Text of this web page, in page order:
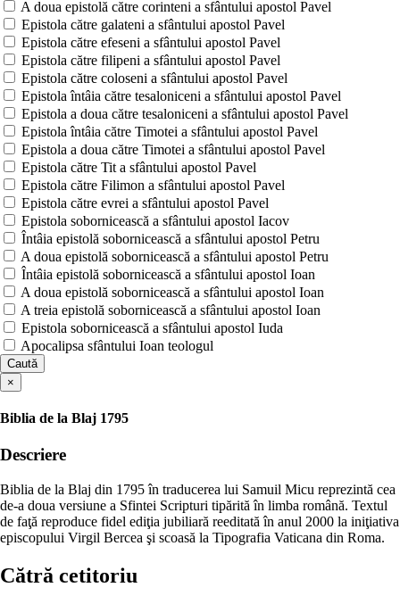
A doua epistolă către corinteni a sfântului apostol Pavel
Epistola către galateni a sfântului apostol Pavel
Epistola către efeseni a sfântului apostol Pavel
Epistola către filipeni a sfântului apostol Pavel
Epistola către coloseni a sfântului apostol Pavel
Epistola întâia către tesaloniceni a sfântului apostol Pavel
Epistola a doua către tesaloniceni a sfântului apostol Pavel
Epistola întâia către Timotei a sfântului apostol Pavel
Epistola a doua către Timotei a sfântului apostol Pavel
Epistola către Tit a sfântului apostol Pavel
Epistola către Filimon a sfântului apostol Pavel
Epistola către evrei a sfântului apostol Pavel
Epistola sobornicească a sfântului apostol Iacov
Întâia epistolă sobornicească a sfântului apostol Petru
A doua epistolă sobornicească a sfântului apostol Petru
Întâia epistolă sobornicească a sfântului apostol Ioan
A doua epistolă sobornicească a sfântului apostol Ioan
A treia epistolă sobornicească a sfântului apostol Ioan
Epistola sobornicească a sfântului apostol Iuda
Apocalipsa sfântului Ioan teologul
Caută
×
Biblia de la Blaj 1795
Descriere
Biblia de la Blaj din 1795 în traducerea lui Samuil Micu reprezintă cea
de-a doua versiune a Sfintei Scripturi tipărită în limba română. Textul
de faţă reproduce fidel ediţia jubiliară reeditată în anul 2000 la iniţiativa
episcopului Virgil Bercea şi scoasă la Tipografia Vaticana din Roma.
Cătră cetitoriu